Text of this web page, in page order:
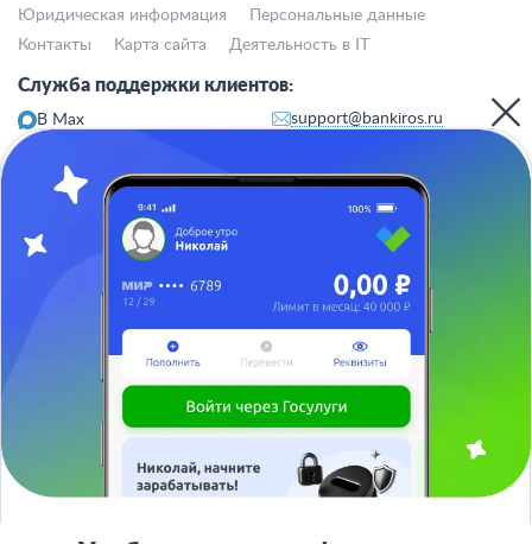
Юридическая информация
Персональные данные
Контакты
Карта сайта Деятельность в IT
Служба поддержки клиентов:
В Max
support@bankiros.ru
Пн-пт с 10:00 до 17:00
117342, Москва, ул. Бутлерова, дом 17,
БЦ Neo Geo, офис 4070
Отписаться
ООО «АРСфин» используются«cookie» файлы, для индивидуализации
сервиса, с целью повышения удобства использования веб-сайта. «Cookie»
представляют собой небольшие фрагменты данных, включающие
информацию о прошлых посещениях веб-сайта. Если вы не согласны с
использованием файлов «cookie», просим изменить настройки браузера.